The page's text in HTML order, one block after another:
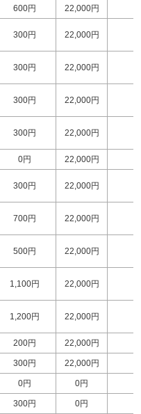
600円 22,000円
300円 22,000円
300円 22,000円
300円 22,000円
300円 22,000円
0円 22,000円
300円 22,000円
700円 22,000円
500円 22,000円
1,100円 22,000円
1,200円 22,000円
200円 22,000円
300円 22,000円
0円 0円
300円 0円